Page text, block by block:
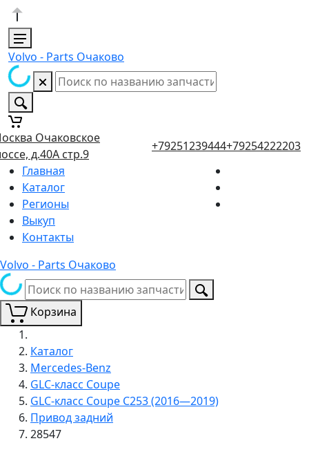
Volvo - Parts Очаково
Очаковское
д.40А стр.9
+79251239444+79254222203
Главная
Каталог
Регионы
Выкуп
Контакты
Volvo - Parts Очаково
Корзина
Каталог
Mercedes-Benz
GLC-класс Coupe
GLC-класс Coupe C253 (2016—2019)
Привод задний
28547